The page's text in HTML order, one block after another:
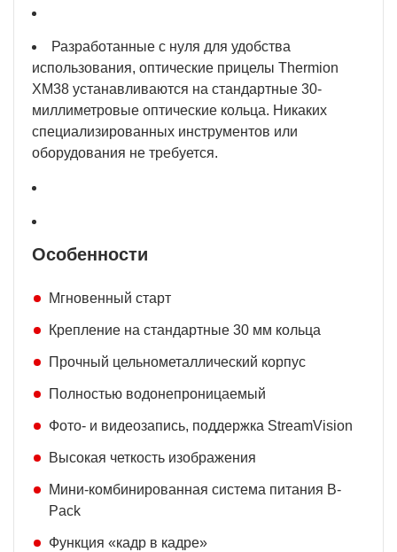
Разработанные с нуля для удобства
использования, оптические прицелы Thermion
XM38 устанавливаются на стандартные 30-
миллиметровые оптические кольца. Никаких
специализированных инструментов или
оборудования не требуется.
Особенности
Мгновенный старт
Крепление на стандартные 30 мм кольца
Прочный цельнометаллический корпус
Полностью водонепроницаемый
Фото- и видеозапись, поддержка StreamVision
Высокая четкость изображения
Мини-комбинированная система питания B-
Pack
Функция «кадр в кадре»